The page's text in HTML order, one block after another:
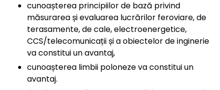
cunoașterea principiilor de bază privind
măsurarea și evaluarea lucrărilor feroviare, de
terasamente, de cale, electroenergetice,
CCS/telecomunicații și a obiectelor de inginerie
va constitui un avantaj,
cunoașterea limbii poloneze va constitui un
avantaj.